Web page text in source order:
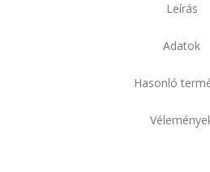
Leírás
Adatok
Hasonló